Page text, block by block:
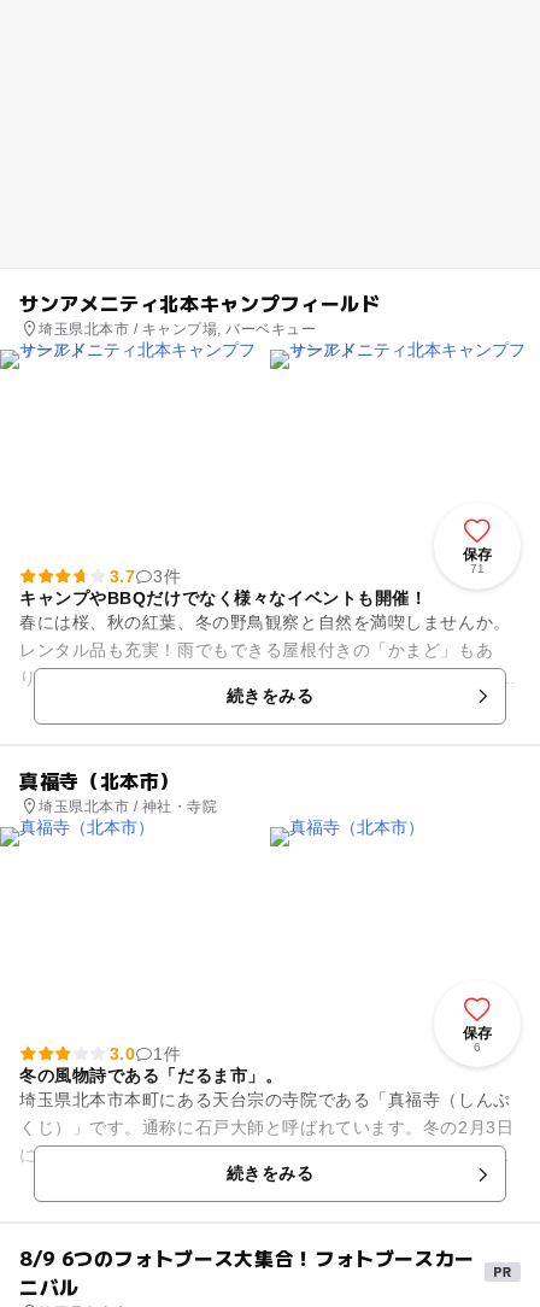
サンアメニティ北本キャンプフィールド
埼玉県北本市 / キャンプ場, バーベキュー
保存
71
3.7
3件
キャンプやBBQだけでなく様々なイベントも開催！
春には桜、秋の紅葉、冬の野鳥観察と自然を満喫しませんか。
レンタル品も充実！雨でもできる屋根付きの「かまど」もあ
り、初心者やファミリーでも気軽に楽しめます！ 管理棟では、
続きをみる
真福寺（北本市）
埼玉県北本市 / 神社・寺院
保存
6
3.0
1件
冬の風物詩である「だるま市」。
埼玉県北本市本町にある天台宗の寺院である「真福寺（しんぷ
くじ）」です。通称に石戸大師と呼ばれています。冬の2月3日
に「石戸厄除両大師、真福寺」にて毎年恒例の「だるま市」が
開催されます。明治以前よ...続きをみる
8/9 6つのフォトブース大集合！フォトブースカー
ニバル